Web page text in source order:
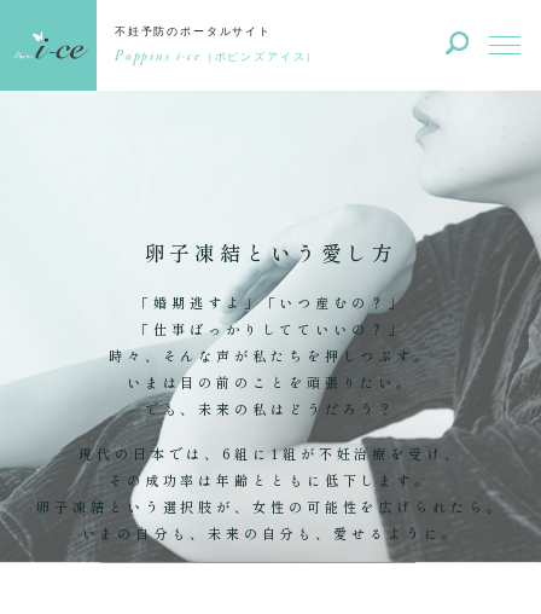
不妊予防のポータルサイト
Poppins i-ce （ポピンズアイス）
卵子凍結という愛し方
「婚期逃すよ」「いつ産むの？」
「仕事ばっかりしてていいの？」
時々、そんな声が私たちを押しつぶす。
いまは目の前のことを頑張りたい。
でも、未来の私はどうだろう？
現代の日本では、6組に1組が不妊治療を受け、
その成功率は年齢とともに低下します。
卵子凍結という選択肢が、女性の可能性を広げられたら。
いまの自分も、未来の自分も、愛せるように。